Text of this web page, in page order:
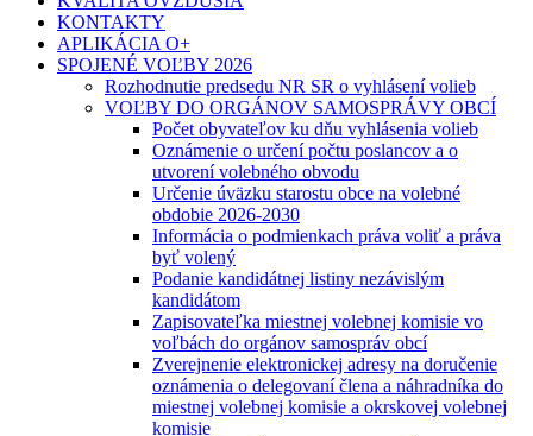
KONTAKTY
APLIKÁCIA O+
SPOJENÉ VOĽBY 2026
Rozhodnutie predsedu NR SR o vyhlásení volieb
VOĽBY DO ORGÁNOV SAMOSPRÁVY OBCÍ
Počet obyvateľov ku dňu vyhlásenia volieb
Oznámenie o určení počtu poslancov a o
utvorení volebného obvodu
Určenie úväzku starostu obce na volebné
obdobie 2026-2030
Informácia o podmienkach práva voliť a práva
byť volený
Podanie kandidátnej listiny nezávislým
kandidátom
Zapisovateľka miestnej volebnej komisie vo
voľbách do orgánov samospráv obcí
Zverejnenie elektronickej adresy na doručenie
oznámenia o delegovaní člena a náhradníka do
miestnej volebnej komisie a okrskovej volebnej
komisie